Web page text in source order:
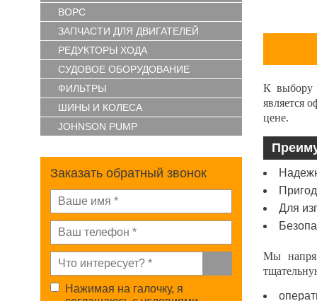
ВОРС
ЗАПЧАСТИ ДЛЯ ДВИГАТЕЛЕЙ
РЕДУКТОРЫ ХОДА
СУДОВОЕ ОБОРУДОВАНИЕ
ФИЛЬТРЫ
ШИНЫ И КОЛЕСА
JOHNSON PUMP
Заказать обратный звонок
Нажимая на галочку, я
К выбору
является
цене.
Для
Мы